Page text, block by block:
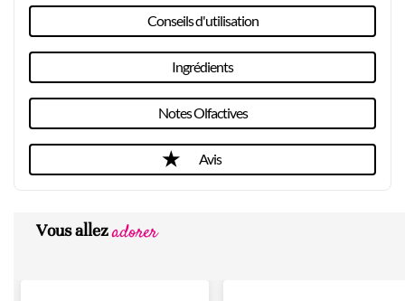
Conseils d'utilisation
Ingrédients
Notes Olfactives
Avis
Vous allezadorer